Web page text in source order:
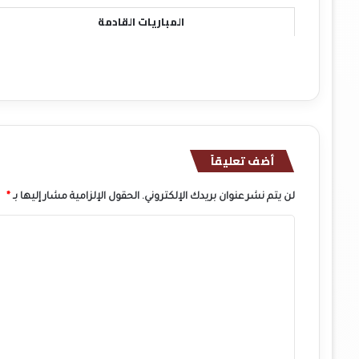
المباريات القادمة
أضف تعليقاً
لن يتم نشر عنوان بريدك الإلكتروني. الحقول الإلزامية مشار إليها بـ *